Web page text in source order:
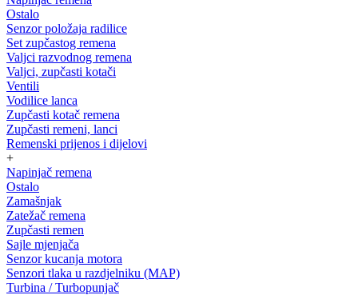
Ostalo
Senzor položaja radilice
Set zupčastog remena
Valjci razvodnog remena
Valjci, zupčasti kotači
Ventili
Vodilice lanca
Zupčasti kotač remena
Zupčasti remeni, lanci
Remenski prijenos i dijelovi
+
Napinjač remena
Ostalo
Zamašnjak
Zatežač remena
Zupčasti remen
Sajle mjenjača
Senzor kucanja motora
Senzori tlaka u razdjelniku (MAP)
Turbina / Turbopunjač